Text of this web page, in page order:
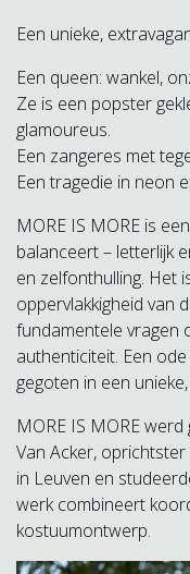
Een unieke,
Een queen: wankel,
Ze is een popster
glamoureus.
Een zangeres met
Een tragedie in neon
MORE IS MORE is
balanceert – letterlijk
en zelfonthulling. Het
oppervlakkigheid van
fundamentele vragen
authenticiteit. Een
gegoten in een
MORE IS MORE
Van Acker,
in Leuven en
werk combineert
kostuumontwerp.